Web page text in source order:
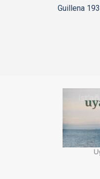
Guillena